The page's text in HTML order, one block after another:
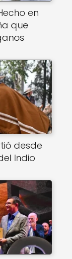
en
que
desde
Indio